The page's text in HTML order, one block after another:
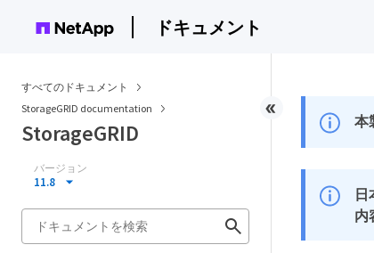
ドキュメント
すべてのドキュメント
StorageGRID documentation
StorageGRID
バージョン
11.8
本
内